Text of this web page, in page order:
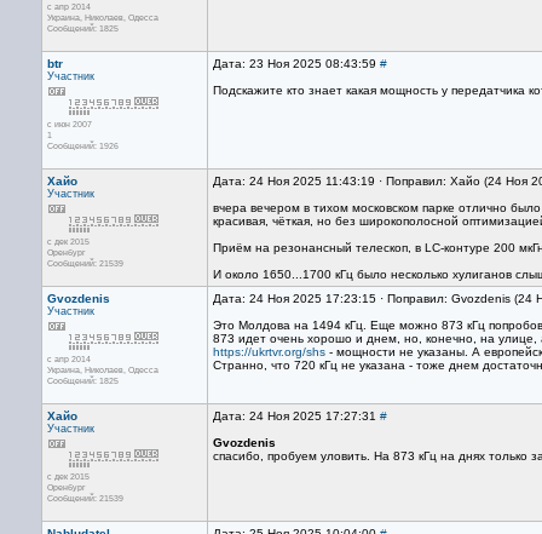
с апр 2014
Украина, Николаев, Одесса
Сообщений: 1825
btr
Участник
с июн 2007
1
Сообщений: 1926
Дата: 23 Ноя 2025 08:43:59 #
Подскажите кто знает какая мощность у передатчика
Хайо
Участник
с дек 2015
Оренбург
Сообщений: 21539
Дата: 24 Ноя 2025 11:43:19 · Поправил: Хайо (24 Ноя
вчера вечером в тихом московском парке отлично
красивая, чёткая, но без широкополосной
Приём на резонансный телескоп, в LC-контуре 200
И около 1650...1700 кГц было несколько хулиганов
Gvozdenis
Участник
с апр 2014
Украина, Николаев, Одесса
Сообщений: 1825
Дата: 24 Ноя 2025 17:23:15 · Поправил: Gvozdenis (24
Это Молдова на 1494 кГц. Еще можно 873 кГц
873 идет очень хорошо и днем, но, конечно, на
https://ukrtvr.org/shs - мощности не указаны. А
Странно, что 720 кГц не указана - тоже днем
Хайо
Участник
с дек 2015
Оренбург
Сообщений: 21539
Дата: 24 Ноя 2025 17:27:31 #
Gvozdenis
спасибо, пробуем уловить. На 873 кГц на днях только